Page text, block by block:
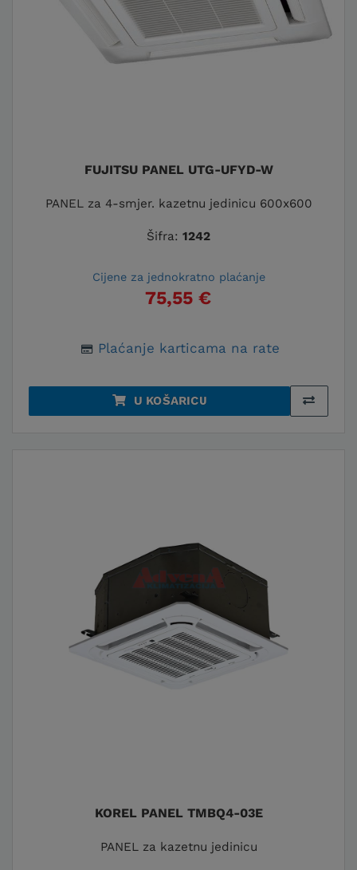
FUJITSU PANEL UTG-UFYD-W
PANEL za 4-smjer. kazetnu jedinicu 600x600
Šifra: 1242
Cijene za jednokratno plaćanje
75,55 €
Plaćanje karticama na rate
U KOŠARICU
KOREL PANEL TMBQ4-03E
PANEL za kazetnu jedinicu